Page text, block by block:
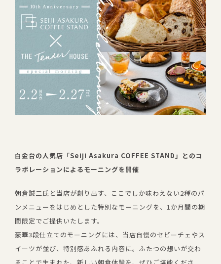
白金台の人気店「Seiji Asakura COFFEE STAND」とのコ
ラボレーションによるモーニングを開催
朝倉誠二氏と当店が創り出す、ここでしか味わえない2種のパ
ンメニューをはじめとした特別なモーニングを、1か月間の期
間限定でご提供いたします。
豪華3段仕立てのモーニングには、当店自慢のセビーチェやス
イーツが並び、特別感あふれる内容に。ふたつの想いが交わ